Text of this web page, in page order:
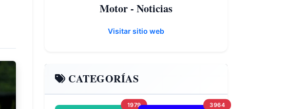
Motor - Noticias
Visitar sitio web
CATEGORÍAS
1979 3964